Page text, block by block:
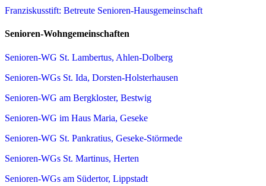
Franziskusstift: Betreute Senioren-Hausgemeinschaft
Senioren-Wohngemeinschaften
Senioren-WG St. Lambertus, Ahlen-Dolberg
Senioren-WGs St. Ida, Dorsten-Holsterhausen
Senioren-WG am Bergkloster, Bestwig
Senioren-WG im Haus Maria, Geseke
Senioren-WG St. Pankratius, Geseke-Störmede
Senioren-WGs St. Martinus, Herten
Senioren-WGs am Südertor, Lippstadt